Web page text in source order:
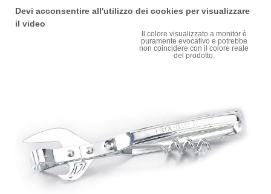
Devi acconsentire all'utilizzo dei cookies per visualizzare
il video
Il colore visualizzato a monitor è
puramente evocativo e potrebbe
non coincidere con il colore reale
del prodotto.